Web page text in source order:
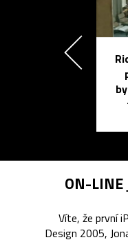
ON-LINE
Víte, že první
Design 2005,